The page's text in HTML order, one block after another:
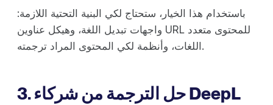
باستخدام هذا الخيار، ستحتاج لكي البنية التحتية اللازمة:
واجهات تبديل اللغة، وهيكل عناوين URL للمحتوى متعدد
اللغات، وأنظمة لكي المحتوى المراد ترجمته.
3. حل الترجمة من شركاء DeepL